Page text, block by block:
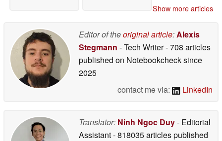
Show more articles
Editor of theoriginal article:Alexis
Stegmann - Tech Writer- 708 articles
published on Notebookchecksince
2025
contact me via:
LinkedIn
Translator: Ninh Ngoc Duy- Editorial
Assistant- 818035 articles published